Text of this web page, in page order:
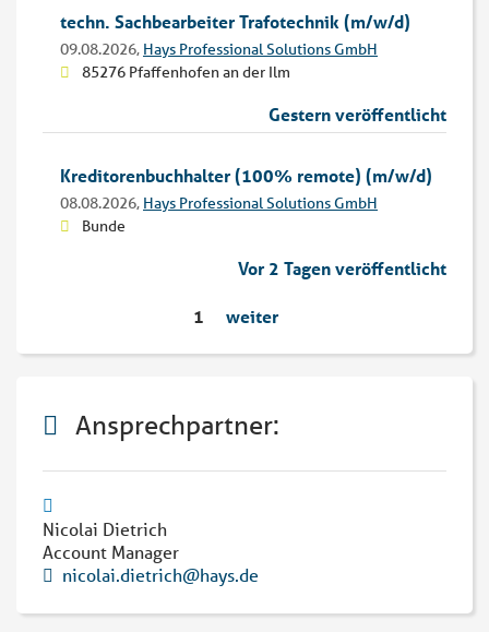
techn. Sachbearbeiter Trafotechnik (m/w/d)
09.08.2026, Hays Professional Solutions GmbH
85276 Pfaffenhofen an der Ilm
Gestern veröffentlicht
Kreditorenbuchhalter (100% remote) (m/w/d)
08.08.2026, Hays Professional Solutions GmbH
Bunde
Vor 2 Tagen veröffentlicht
1 weiter
Ansprechpartner:
Nicolai Dietrich
Account Manager
nicolai.dietrich@hays.de